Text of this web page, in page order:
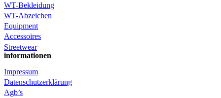
WT-Bekleidung
WT-Abzeichen
Equipment
Accessoires
Streetwear
informationen
Impressum
Datenschutzerklärung
Agb’s